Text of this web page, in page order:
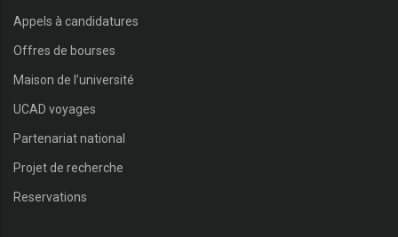
Appels à candidatures
Offres de bourses
Maison de l’université
UCAD voyages
Partenariat national
Projet de recherche
Reservations